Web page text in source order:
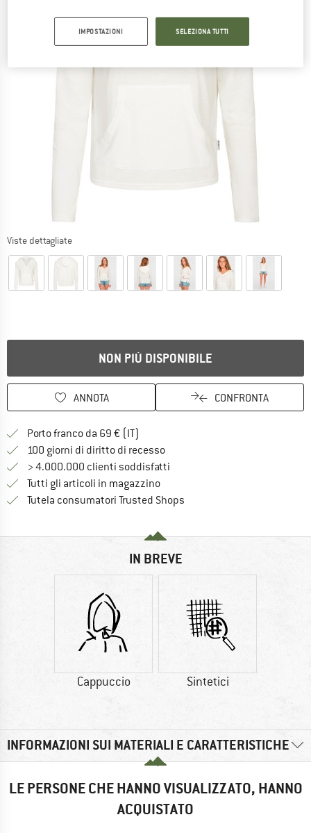
Viste dettagliate
NON PIÙ DISPONIBILE
ANNOTA CONFRONTA
Porto franco da 69 € (IT)
100 giorni di diritto di recessoVai alla politica di recesso qui
> 4.000.000 clienti soddisfatti
Tutti gli articoli in magazzino
Tutela consumatori Trusted Shops
IN BREVE
Cappuccio Sintetici
INFORMAZIONI SUI MATERIALI E CARATTERISTICHE
LE PERSONE CHE HANNO VISUALIZZATO, HANNO
ACQUISTATO
IMPOSTAZIONI SELEZIONA TUTTI